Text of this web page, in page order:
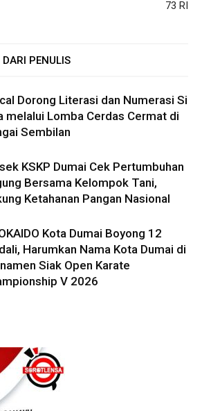
73 RI
DARI PENULIS
Dorong Literasi dan Numerasi Si
melalui Lomba Cerdas Cermat di
Sembilan
KSKP Dumai Cek Pertumbuhan
Bersama Kelompok Tani,
Ketahanan Pangan Nasional
Kota Dumai Boyong 12
Harumkan Nama Kota Dumai di
Siak Open Karate
V 2026